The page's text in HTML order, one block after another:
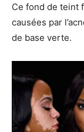
Ce fond de teint
causées par
de base verte.